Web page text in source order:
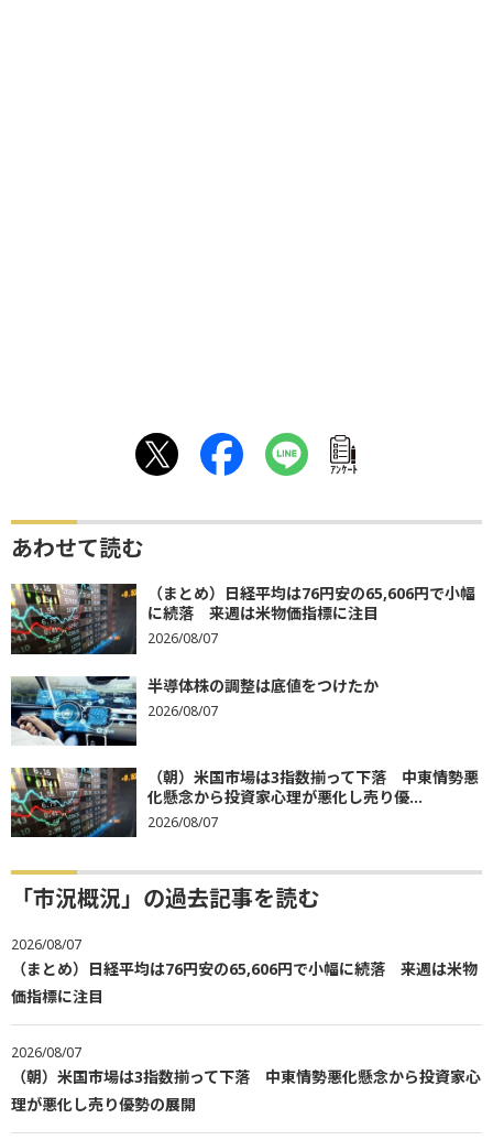
ｱﾝｹｰﾄ
あわせて読む
（まとめ）日経平均は76円安の65,606円で小幅
に続落 来週は米物価指標に注目
2026/08/07
半導体株の調整は底値をつけたか
2026/08/07
（朝）米国市場は3指数揃って下落 中東情勢悪
化懸念から投資家心理が悪化し売り優...
2026/08/07
「市況概況」の過去記事を読む
2026/08/07
（まとめ）日経平均は76円安の65,606円で小幅に続落 来週は米物
価指標に注目
2026/08/07
（朝）米国市場は3指数揃って下落 中東情勢悪化懸念から投資家心
理が悪化し売り優勢の展開